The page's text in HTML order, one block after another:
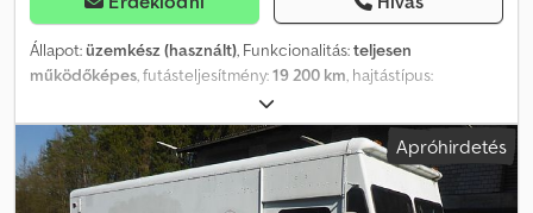
Állapot:üzemkész (használt), Funkcionalitás:teljesen
működőképes, futásteljesítmény:19 200 km, hajtástípus:
, Chevrolet CK3500 Cheyenne 4WD (kapcsolható,
terepfokozattal) nyergesvontató légrendszerű fékekkel
Féligpótkocsi alagútfúvóval / nagyteljesítményű ventilátorral:
"Fischer Multiwind 37.101.02" A ventilátort külön motor hajtja,
szintezhető. Külső vízbetáplálással rendelkezik (Storx). Az utánfutó
Apróhirdetés